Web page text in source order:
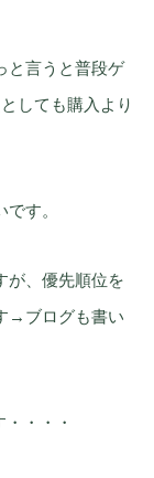
と言うと普段ゲ
しても購入より
す。
が、優先順位を
→ブログも書い
・・・